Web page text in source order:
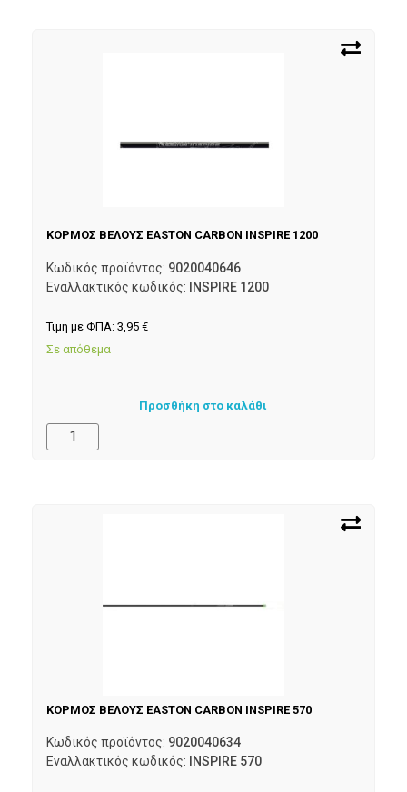
ΚΟΡΜΟΣ ΒΕΛΟΥΣ EASTON CARBON INSPIRE 1200
Κωδικός προϊόντος: 9020040646
Εναλλακτικός κωδικός:
INSPIRE 1200
Τιμή με ΦΠΑ: 3,95 €
Σε απόθεμα
Προσθήκη στο καλάθι
ΚΟΡΜΟΣ ΒΕΛΟΥΣ EASTON CARBON INSPIRE 570
Κωδικός προϊόντος: 9020040634
Εναλλακτικός κωδικός:
INSPIRE 570